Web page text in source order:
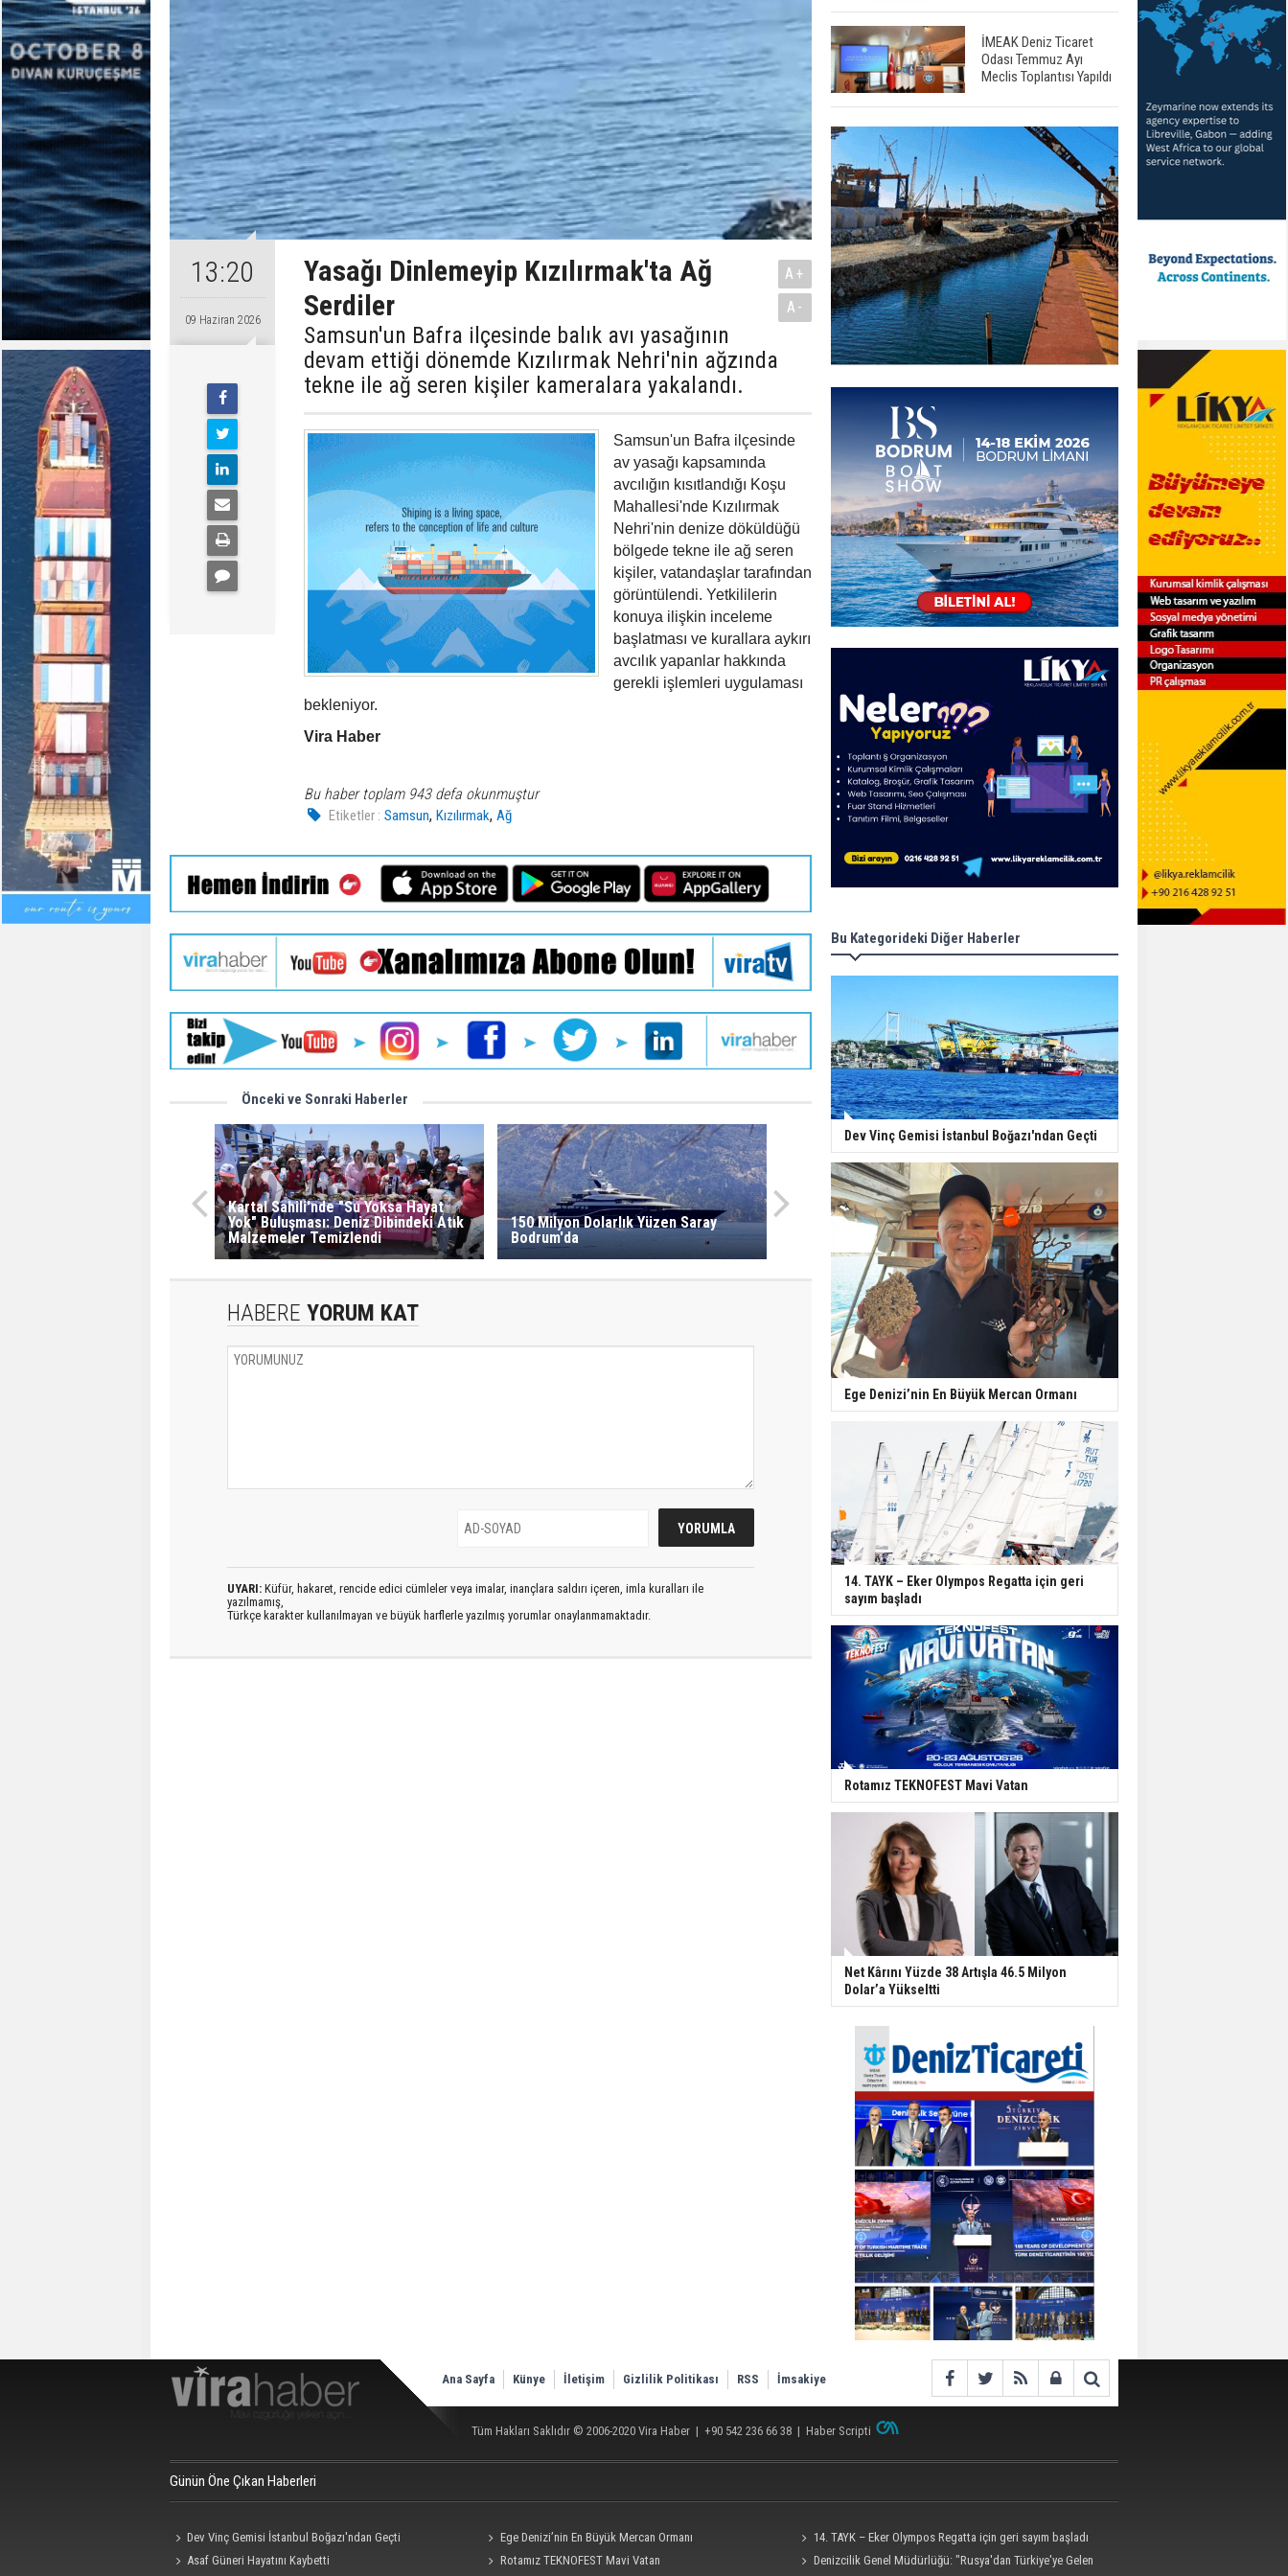
13:20
09 Haziran 2026
Yasağı Dinlemeyip Kızılırmak'ta Ağ
Serdiler
Samsun'un Bafra ilçesinde balık avı yasağının
devam ettiği dönemde Kızılırmak Nehri'nin ağzında
tekne ile ağ seren kişiler kameralara yakalandı.
A+
A-
Samsun'un Bafra ilçesinde
av yasağı kapsamında
avcılığın kısıtlandığı Koşu
Mahallesi'nde Kızılırmak
Nehri'nin denize döküldüğü
bölgede tekne ile ağ seren
kişiler, vatandaşlar tarafından
görüntülendi. Yetkililerin
konuya ilişkin inceleme
başlatması ve kurallara aykırı
avcılık yapanlar hakkında
gerekli işlemleri uygulaması
bekleniyor.
Vira Haber
Bu haber toplam 943 defa okunmuştur
Etiketler : Samsun,Kızılırmak,Ağ
Önceki ve Sonraki Haberler
Kartal Sahili'nde "Su Yoksa Hayat
Yok" Buluşması: Deniz Dibindeki Atık
Malzemeler Temizlendi
150 Milyon Dolarlık Yüzen Saray
Bodrum'da
HABERE YORUM KAT
UYARI: Küfür, hakaret, rencide edici cümleler veya imalar, inançlara saldırı içeren, imla kuralları ile
yazılmamış,
Türkçe karakter kullanılmayan ve büyük harflerle yazılmış yorumlar onaylanmamaktadır.
İMEAK Deniz Ticaret
Odası Temmuz Ayı
Meclis Toplantısı Yapıldı
Bu Kategorideki Diğer Haberler
Dev Vinç Gemisi İstanbul Boğazı'ndan Geçti
Ege Denizi’nin En Büyük Mercan Ormanı
14. TAYK – Eker Olympos Regatta için geri
sayım başladı
Rotamız TEKNOFEST Mavi Vatan
Net Kârını Yüzde 38 Artışla 46.5 Milyon
Dolar’a Yükseltti
Ana Sayfa Künye İletişim Gizlilik Politikası RSS İmsakiye
Tüm Hakları Saklıdır © 2006-2020 Vira Haber | +90 542 236 66 38 | Haber Scripti
Günün Öne Çıkan Haberleri
Dev Vinç Gemisi İstanbul Boğazı'ndan Geçti Ege Denizi’nin En Büyük Mercan Ormanı
14. TAYK – Eker Olympos Regatta için geri sayım başladı
Asaf Güneri Hayatını Kaybetti
Rotamız TEKNOFEST Mavi Vatan Denizcilik Genel Müdürlüğü: "Rusya'dan Türkiye'ye Gelen